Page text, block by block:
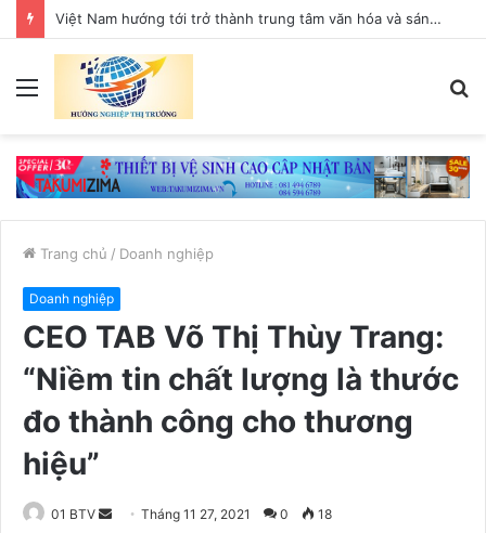
Việt Nam hướng tới trở thành trung tâm văn hóa và sáng tạo hàng đầu khu vực
Trang chủ / Doanh nghiệp
Doanh nghiệp
CEO TAB Võ Thị Thùy Trang:
“Niềm tin chất lượng là thước
đo thành công cho thương
hiệu”
01 BTV Tháng 11 27, 2021 0 18